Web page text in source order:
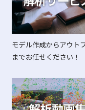
モデル作成からアウト
までお任せください！